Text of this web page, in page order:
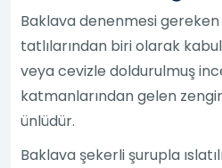
Baklava denenmesi
tatlılarından biri olarak
veya cevizle doldurulmuş
katmanlarından gelen
ünlüdür.
Baklava şekerli şurupla